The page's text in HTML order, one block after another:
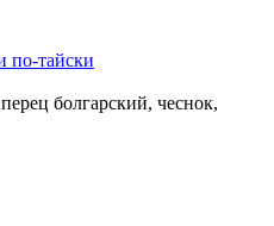
по-тайски
болгарский, чеснок,